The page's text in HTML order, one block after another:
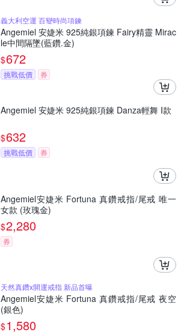
義大利空運 百變時尚項鍊
Angemiel 安婕米 925純銀項鍊 Fairy精靈 Mirac
le中間隔墜(藍鑽.金)
$672
挑戰低價 券
Angemiel 安婕米 925純銀項鍊 Danza輕舞 I款
$632
挑戰低價 券
Angemiel安婕米 Fortuna 真鑽戒指/尾戒 唯一
女款 (玫瑰金)
$2,280
券
天然真鑽x開運戒指 新品首曝
Angemiel安婕米 Fortuna 真鑽戒指/尾戒 夜空
(銀色)
$1,580